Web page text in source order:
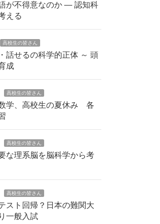
が不得意なのか — 認知科
える
高校生の皆さん
話せるの科学的正体 ～ 頭
成
高校生の皆さん
学、高校生の夏休み 各
高校生の皆さん
な理系脳を脳科学から考
高校生の皆さん
スト回帰？日本の難関大
一般入試